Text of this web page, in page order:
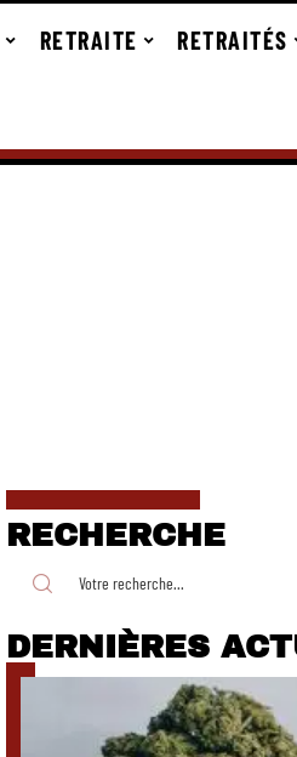
RETRAITE RETRAITÉS
RECHERCHE
DERNIÈRES